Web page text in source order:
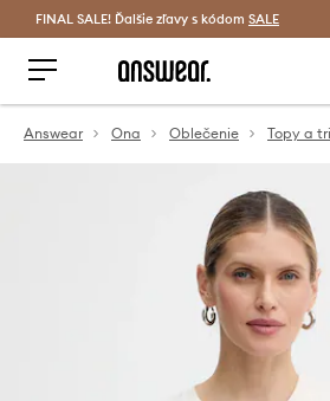
Šetrite s Answear Club >
FINAL SALE! Ďalšie zľavy s kódom SALE
Answear Ona Oblečenie Topy a